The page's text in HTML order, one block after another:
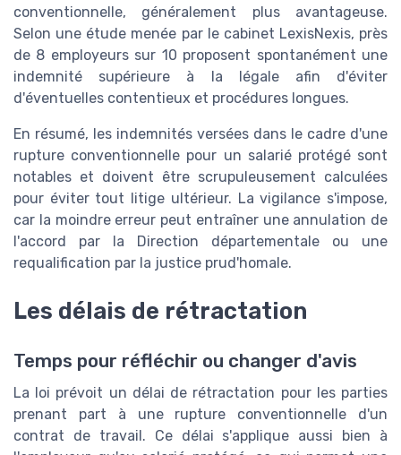
conventionnelle, généralement plus avantageuse.
Selon une étude menée par le cabinet LexisNexis, près
de 8 employeurs sur 10 proposent spontanément une
indemnité supérieure à la légale afin d'éviter
d'éventuelles contentieux et procédures longues.
En résumé, les indemnités versées dans le cadre d'une
rupture conventionnelle pour un salarié protégé sont
notables et doivent être scrupuleusement calculées
pour éviter tout litige ultérieur. La vigilance s'impose,
car la moindre erreur peut entraîner une annulation de
l'accord par la Direction départementale ou une
requalification par la justice prud'homale.
Les délais de rétractation
Temps pour réfléchir ou changer d'avis
La loi prévoit un délai de rétractation pour les parties
prenant part à une rupture conventionnelle d'un
contrat de travail. Ce délai s'applique aussi bien à